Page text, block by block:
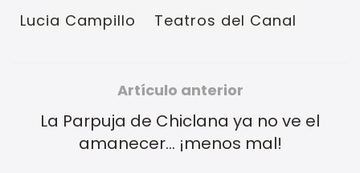
Lucia Campillo Teatros del Canal
Artículo anterior
La Parpuja de Chiclana ya no ve el
amanecer… ¡menos mal!